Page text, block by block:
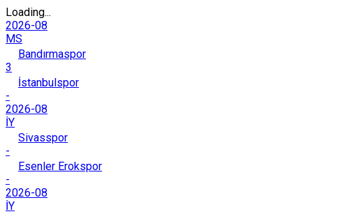
Loading...
2026-08
MS
Bandırmaspor
3
İstanbulspor
-
2026-08
İY
Sivasspor
-
Esenler Erokspor
-
2026-08
İY